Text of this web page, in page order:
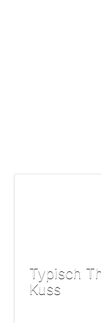
Typisch
Kuss